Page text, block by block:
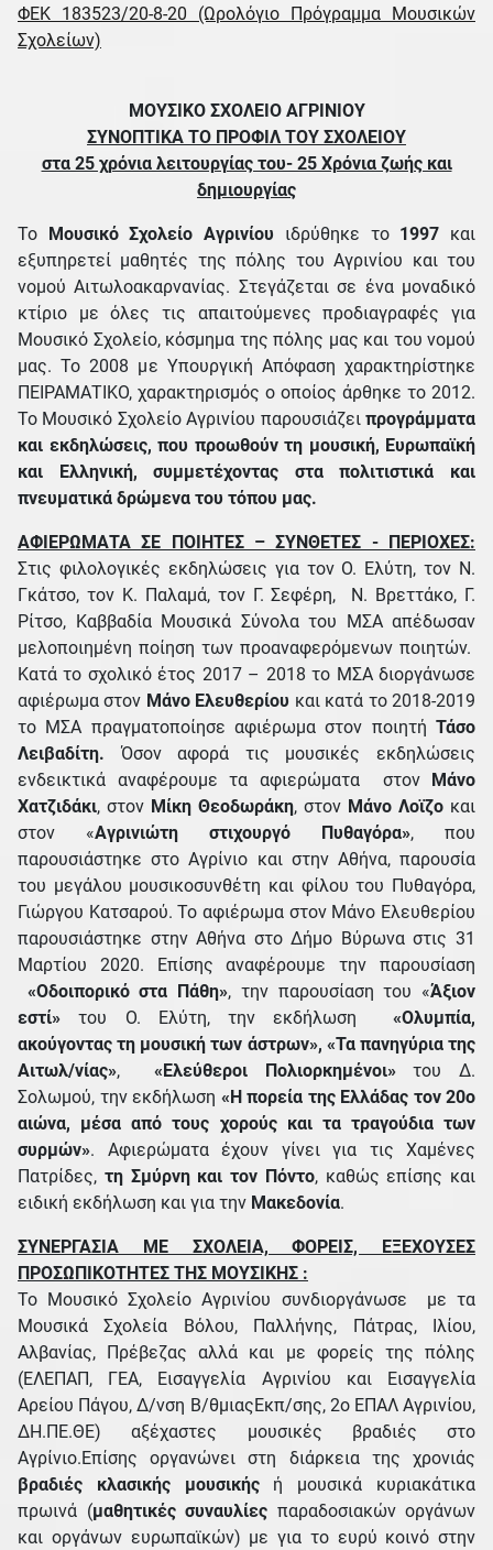
ΦΕΚ 183523/20-8-20 (Ωρολόγιο Πρόγραμμα Μουσικών
Σχολείων)
ΜΟΥΣΙΚΟ ΣΧΟΛΕΙΟ ΑΓΡΙΝΙΟΥ
ΣΥΝΟΠΤΙΚΑ ΤΟ ΠΡΟΦΙΛ ΤΟΥ ΣΧΟΛΕΙΟΥ
στα 25 χρόνια λειτουργίας του- 25 Χρόνια ζωής και
δημιουργίας
Το Μουσικό Σχολείο Αγρινίου ιδρύθηκε το 1997 και
εξυπηρετεί μαθητές της πόλης του Αγρινίου και του
νομού Αιτωλοακαρνανίας. Στεγάζεται σε ένα μοναδικό
κτίριο με όλες τις απαιτούμενες προδιαγραφές για
Μουσικό Σχολείο, κόσμημα της πόλης μας και του νομού
μας. Το 2008 με Υπουργική Απόφαση χαρακτηρίστηκε
ΠΕΙΡΑΜΑΤΙΚΟ, χαρακτηρισμός ο οποίος άρθηκε το 2012.
Το Μουσικό Σχολείο Αγρινίου παρουσιάζει προγράμματα
και εκδηλώσεις, που προωθούν τη μουσική, Ευρωπαϊκή
και Ελληνική, συμμετέχοντας στα πολιτιστικά και
πνευματικά δρώμενα του τόπου μας.
ΑΦΙΕΡΩΜΑΤΑ ΣΕ ΠΟΙΗΤΕΣ – ΣΥΝΘΕΤΕΣ - ΠΕΡΙΟΧΕΣ:
Στις φιλολογικές εκδηλώσεις για τον Ο. Ελύτη, τον Ν.
Γκάτσο, τον Κ. Παλαμά, τον Γ. Σεφέρη, Ν. Βρεττάκο, Γ.
Ρίτσο, Καββαδία Μουσικά Σύνολα του ΜΣΑ απέδωσαν
μελοποιημένη ποίηση των προαναφερόμενων ποιητών.
Κατά το σχολικό έτος 2017 – 2018 το ΜΣΑ διοργάνωσε
αφιέρωμα στον Μάνο Ελευθερίου και κατά το 2018-2019
το ΜΣΑ πραγματοποίησε αφιέρωμα στον ποιητή Τάσο
Λειβαδίτη. Όσον αφορά τις μουσικές εκδηλώσεις
ενδεικτικά αναφέρουμε τα αφιερώματα στον Μάνο
Χατζιδάκι, στον Μίκη Θεοδωράκη, στον Μάνο Λοϊζο και
στον «Αγρινιώτη στιχουργό Πυθαγόρα», που
παρουσιάστηκε στο Αγρίνιο και στην Αθήνα, παρουσία
του μεγάλου μουσικοσυνθέτη και φίλου του Πυθαγόρα,
Γιώργου Κατσαρού. Το αφιέρωμα στον Μάνο Ελευθερίου
παρουσιάστηκε στην Αθήνα στο Δήμο Βύρωνα στις 31
Μαρτίου 2020. Επίσης αναφέρουμε την παρουσίαση
«Οδοιπορικό στα Πάθη», την παρουσίαση του «Άξιον
εστί» του Ο. Ελύτη, την εκδήλωση «Ολυμπία,
ακούγοντας τη μουσική των άστρων», «Τα πανηγύρια της
Αιτωλ/νίας»,«Ελεύθεροι Πολιορκημένοι»του Δ.
Σολωμού, την εκδήλωση «Η πορεία της Ελλάδας τον 20ο
αιώνα, μέσα από τους χορούς και τα τραγούδια των
συρμών». Αφιερώματα έχουν γίνει για τις Χαμένες
Πατρίδες, τη Σμύρνη και τον Πόντο, καθώς επίσης και
ειδική εκδήλωση και για την Μακεδονία.
ΣΥΝΕΡΓΑΣΙΑ ΜΕ ΣΧΟΛΕΙΑ, ΦΟΡΕΙΣ, ΕΞΕΧΟΥΣΕΣ
ΠΡΟΣΩΠΙΚΟΤΗΤΕΣ ΤΗΣ ΜΟΥΣΙΚΗΣ :
Το Μουσικό Σχολείο Αγρινίου συνδιοργάνωσε με τα
Μουσικά Σχολεία Βόλου, Παλλήνης, Πάτρας, Ιλίου,
Αλβανίας, Πρέβεζας αλλά και με φορείς της πόλης
(ΕΛΕΠΑΠ, ΓΕΑ, Εισαγγελία Αγρινίου και Εισαγγελία
Αρείου Πάγου, Δ/νση Β/θμιαςΕκπ/σης, 2ο ΕΠΑΛ Αγρινίου,
ΔΗ.ΠΕ.ΘΕ) αξέχαστες μουσικές βραδιές στο
Αγρίνιο.Επίσης οργανώνει στη διάρκεια της χρονιάς
βραδιές κλασικής μουσικήςή μουσικά κυριακάτικα
πρωινά (μαθητικές συναυλίες παραδοσιακών οργάνων
και οργάνων ευρωπαϊκών) με για το ευρύ κοινό στην